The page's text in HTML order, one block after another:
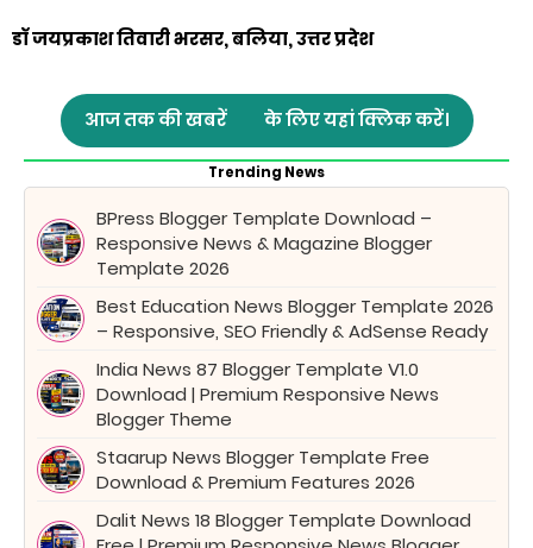
डॉ जयप्रकाश तिवारी भरसर, बलिया, उत्तर प्रदेश
आज तक की खबरें के लिए यहां क्लिक करें।
Trending News
BPress Blogger Template Download –
Responsive News & Magazine Blogger
Template 2026
Best Education News Blogger Template 2026
– Responsive, SEO Friendly & AdSense Ready
India News 87 Blogger Template V1.0
Download | Premium Responsive News
Blogger Theme
Staarup News Blogger Template Free
Download & Premium Features 2026
Dalit News 18 Blogger Template Download